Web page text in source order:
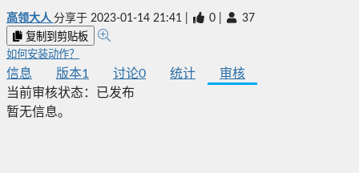
高领大人 分享于 2023-01-14 21:41 0 37
复制到剪贴板
如何安装动作？
信息 版本1 讨论0 统计
审核
当前审核状态：
已发布
暂无信息。